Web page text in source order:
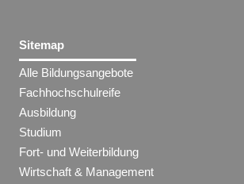
Sitemap
Alle Bildungsangebote
Fachhochschulreife
Ausbildung
Studium
Fort- und Weiterbildung
Wirtschaft & Management